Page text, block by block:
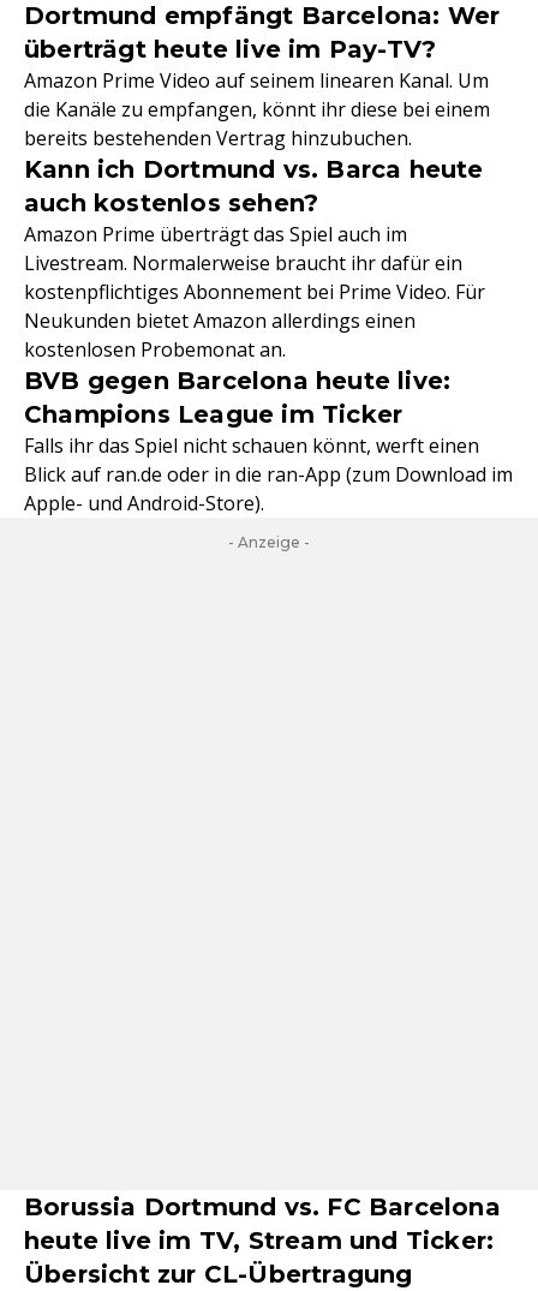
Dortmund empfängt Barcelona: Wer
überträgt heute live im Pay-TV?
Amazon Prime Video auf seinem linearen Kanal. Um
die Kanäle zu empfangen, könnt ihr diese bei einem
bereits bestehenden Vertrag hinzubuchen.
Kann ich Dortmund vs. Barca heute
auch kostenlos sehen?
Amazon Prime überträgt das Spiel auch im
Livestream. Normalerweise braucht ihr dafür ein
kostenpflichtiges Abonnement bei Prime Video. Für
Neukunden bietet Amazon allerdings einen
kostenlosen Probemonat an.
BVB gegen Barcelona heute live:
Champions League im Ticker
Falls ihr das Spiel nicht schauen könnt, werft einen
Blick auf ran.de oder in die ran-App (zum Download im
Apple- und Android-Store).
- Anzeige -
Borussia Dortmund vs. FC Barcelona
heute live im TV, Stream und Ticker:
Übersicht zur CL-Übertragung